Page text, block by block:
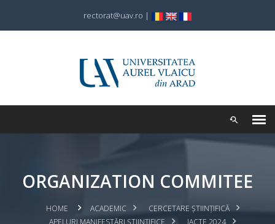
rectorat@uav.ro |
ORGANIZATION COMMITEE
HOME ACADEMIC
CERCETARE ȘTIINȚIFICĂ
APELURI MANIFESTĂRI ȘTIINȚIFICE
IACTE 2024